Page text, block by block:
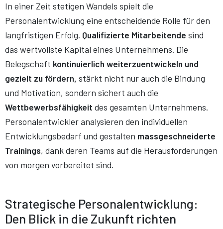
In einer Zeit stetigen Wandels spielt die
Personalentwicklung eine entscheidende Rolle für den
langfristigen Erfolg. Qualifizierte Mitarbeitende sind
das wertvollste Kapital eines Unternehmens. Die
Belegschaft kontinuierlich weiterzuentwickeln und
gezielt zu fördern, stärkt nicht nur auch die Bindung
und Motivation, sondern sichert auch die
Wettbewerbsfähigkeit des gesamten Unternehmens.
Personalentwickler analysieren den individuellen
Entwicklungsbedarf und gestalten massgeschneiderte
Trainings, dank deren Teams auf die Herausforderungen
von morgen vorbereitet sind.
Strategische Personalentwicklung:
Den Blick in die Zukunft richten